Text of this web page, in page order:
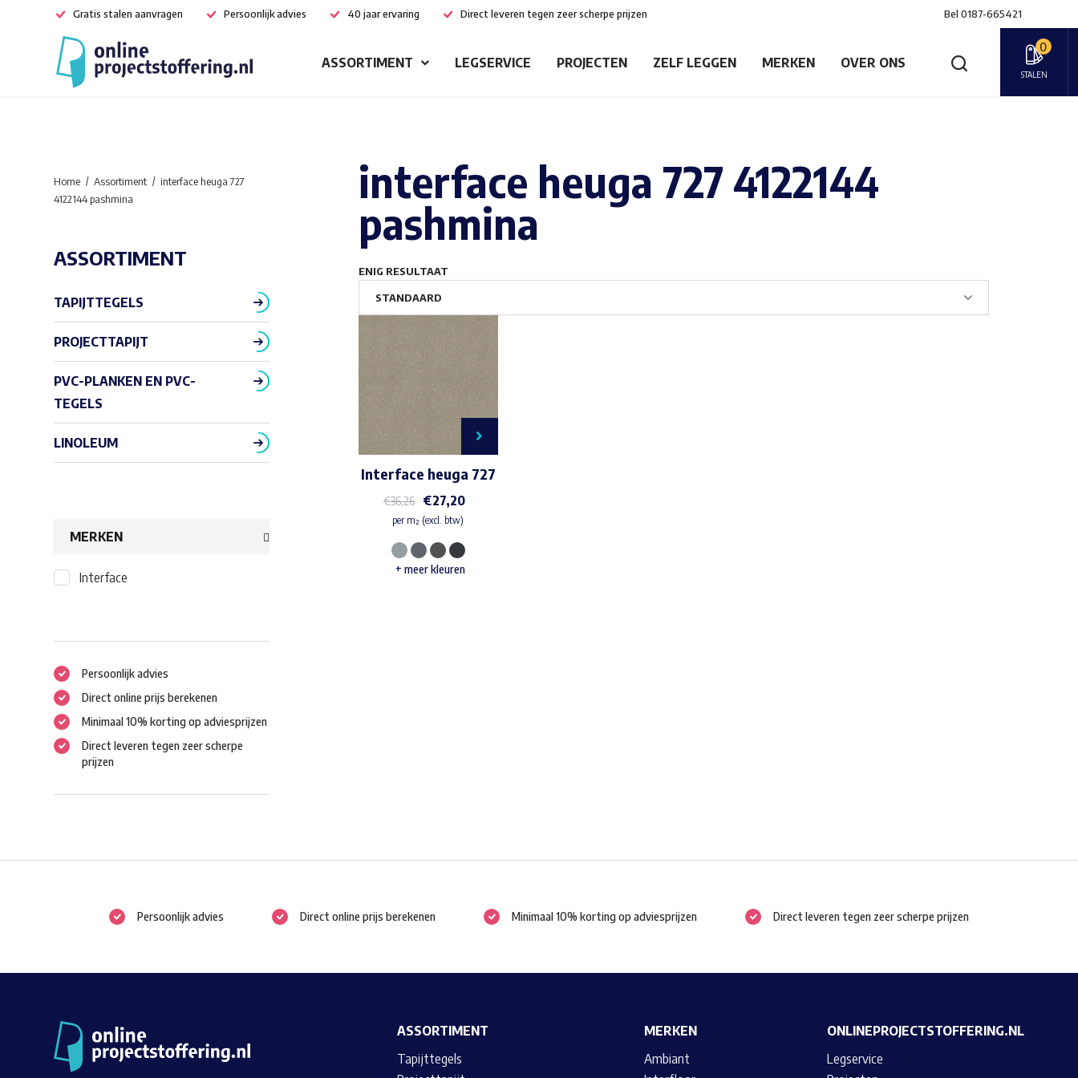
Gratis stalen aanvragen Persoonlijk advies 40 jaar ervaring Direct leveren tegen zeer scherpe prijzen Bel 0187-665421
ASSORTIMENT LEGSERVICE PROJECTEN ZELF LEGGEN MERKEN OVER ONS
0
STALEN
interface heuga 727 4122144
pashmina
ENIG RESULTAAT
Interface heuga 727
€36,26 €27,20
per m² (excl. btw)
Dit
+ meer kleuren
Home Assortiment
interface heuga 727
4122144 pashmina
ASSORTIMENT
TAPIJTTEGELS
PROJECTTAPIJT
PVC-PLANKEN EN PVC-
TEGELS
LINOLEUM
MERKEN
Interface
Persoonlijk advies
Direct online prijs berekenen
Minimaal 10% korting op adviesprijzen
Direct leveren tegen zeer scherpe
prijzen
Persoonlijk advies Direct online prijs berekenen Minimaal 10% korting op adviesprijzen Direct leveren tegen zeer scherpe prijzen
ASSORTIMENT
Tapijttegels
MERKEN
Ambiant
ONLINEPROJECTSTOFFERING.NL
Legservice